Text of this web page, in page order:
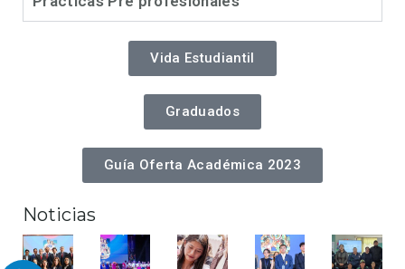
Vida Estudiantil
Graduados
Guía Oferta Académica 2023
Noticias